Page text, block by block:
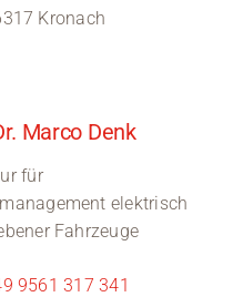
Kronach
Marco Denk
für
elektrisch
Fahrzeuge
9561 317 341